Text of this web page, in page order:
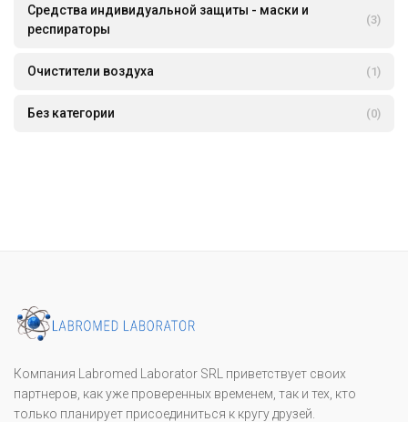
Средства индивидуальной защиты - маски и
респираторы
(3)
Очистители воздуха (1)
Без категории (0)
Компания Labromed Laborator SRL приветствует своих
партнеров, как уже проверенных временем, так и тех, кто
только планирует присоединиться к кругу друзей.